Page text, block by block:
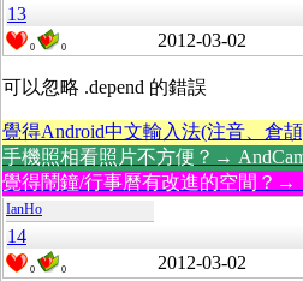
13
0 0 2012-03-02
可以忽略 .depend 的錯誤
覺得Android中文輸入法(注音、倉
手機照相看照片不方便？→
覺得鬧鐘/行事曆有改進的空間？→
IanHo
14
0 0 2012-03-02